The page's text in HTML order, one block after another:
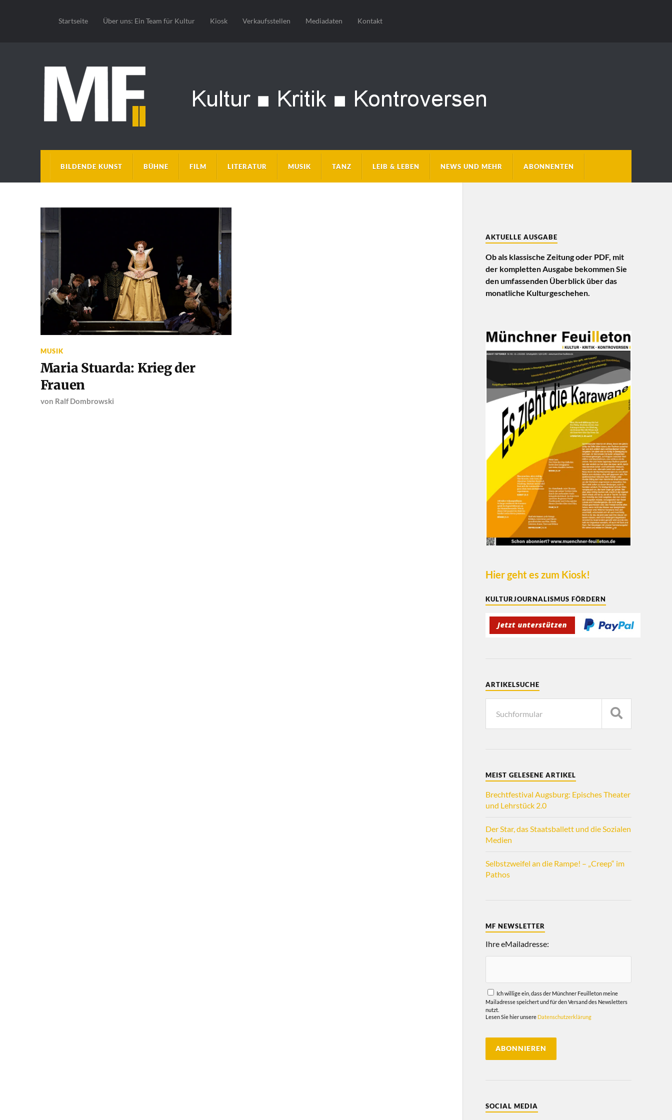
Startseite Über uns: Ein Team für Kultur Kiosk Verkaufsstellen Mediadaten Kontakt
BILDENDE KUNST BÜHNE FILM LITERATUR MUSIK TANZ LEIB & LEBEN NEWS UND MEHR ABONNENTEN
MUSIK
Maria Stuarda: Krieg der
Frauen
von Ralf Dombrowski
AKTUELLE AUSGABE
Ob als klassische Zeitung oder PDF, mit
der kompletten Ausgabe bekommen Sie
den umfassenden Überblick über das
monatliche Kulturgeschehen.
Hier geht es zum Kiosk!
KULTURJOURNALISMUS FÖRDERN
ARTIKELSUCHE
MEIST GELESENE ARTIKEL
Brechtfestival Augsburg: Episches Theater
und Lehrstück 2.0
Der Star, das Staatsballett und die Sozialen
Medien
Selbstzweifel an die Rampe! – „Creep“ im
Pathos
MF NEWSLETTER
Ihre eMailadresse:
Ich willige ein, dass der Münchner Feuilleton meine
Mailadresse speichert und für den Versand des Newsletters
nutzt.
Lesen Sie hier unsere Datenschutzerklärung
SOCIAL MEDIA